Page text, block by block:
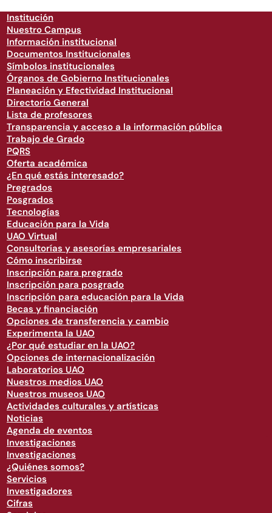
Institución
Nuestro Campus
Información institucional
Documentos Institucionales
Símbolos institucionales
Órganos de Gobierno Institucionales
Planeación y Efectividad Institucional
Directorio General
Lista de profesores
Transparencia y acceso a la información pública
Trabajo de Grado
PQRS
Oferta académica
¿En qué estás interesado?
Pregrados
Posgrados
Tecnologías
Educación para la Vida
UAO Virtual
Consultorías y asesorías empresariales
Cómo inscribirse
Inscripción para pregrado
Inscripción para posgrado
Inscripción para educación para la Vida
Becas y financiación
Opciones de transferencia y cambio
Experimenta la UAO
¿Por qué estudiar en la UAO?
Opciones de internacionalización
Laboratorios UAO
Nuestros medios UAO
Nuestros museos UAO
Actividades culturales y artísticas
Noticias
Agenda de eventos
Investigaciones
Investigaciones
¿Quiénes somos?
Servicios
Investigadores
Cifras